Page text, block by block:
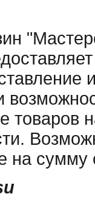
товаров
на сумму